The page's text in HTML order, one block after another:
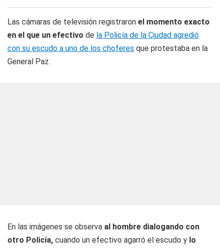
Las cámaras de televisión registraron el momento exacto
en el que un efectivo de la Policía de la Ciudad agredió
con su escudo a uno de los choferes que protestaba en la
General Paz.
En las imágenes se observa al hombre dialogando con
otro Policía, cuando un efectivo agarró el escudo y lo